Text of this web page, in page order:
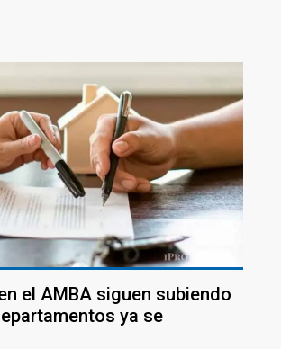
el AMBA siguen subiendo
ya se